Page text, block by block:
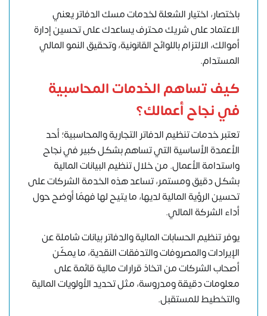
باختصار، اختيار الشعلة لخدمات مسك الدفاتر يعني
الاعتماد على شريك محترف يساعدك على تحسين إدارة
أموالك، الالتزام باللوائح القانونية، وتحقيق النمو المالي
المستدام.
كيف تساهم الخدمات المحاسبية
في نجاح أعمالك؟
تعتبر خدمات تنظيم الدفاتر التجارية والمحاسبية؛ أحد
الأعمدة الأساسية التي تساهم بشكل كبير في نجاح
واستدامة الأعمال. من خلال تنظيم البيانات المالية
بشكل دقيق ومستمر، تساعد هذه الخدمة الشركات على
تحسين الرؤية المالية لديها، ما يتيح لها فهمًا أوضح حول
أداء الشركة المالي.
يوفر تنظيم الحسابات المالية والدفاتر بيانات شاملة عن
الإيرادات والمصروفات والتدفقات النقدية، ما يمكّن
أصحاب الشركات من اتخاذ قرارات مالية قائمة على
معلومات دقيقة ومدروسة، مثل تحديد الأولويات المالية
والتخطيط للمستقبل.